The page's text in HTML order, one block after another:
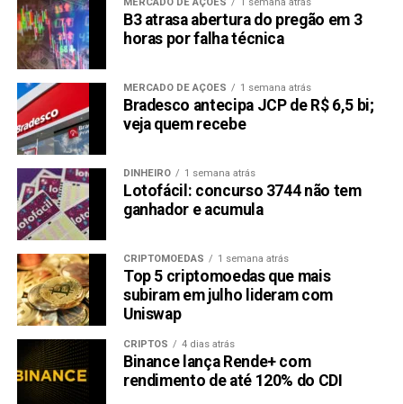
B3 pede esclarecimentos à Oi sobre notícia
vinculada sobre venda de cinco centros de dados
Petrobras destinará R$300 mi a programa social
para gás de cozinha
A misteriosa alta de 1200% da Eucatex
Compartilhar:
Copy
Link
WhatsApp
Twitter
Facebook
Reddit
Email
TÓPICOS RELACIONADOS: PETR4
PRÓXIMA:
Banco Inter (BIDI11) conclui aquisição da fintech
Usend
NÃO PERCA:
Banco Inter vai permitir que clientes negocie ações
nos Estados Unidos
B3 atrasa abertura do pregão em 3
horas por falha técnica
MERCADO DE AÇÕES 1 semana atrás
Bradesco antecipa JCP de R$ 6,5 bi;
veja quem recebe
DINHEIRO 1 semana atrás
Lotofácil: concurso 3744 não tem
ganhador e acumula
CRIPTOMOEDAS 1 semana atrás
Top 5 criptomoedas que mais
subiram em julho lideram com
Uniswap
CRIPTOS 4 dias atrás
Binance lança Rende+ com
rendimento de até 120% do CDI